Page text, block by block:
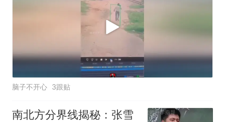
脑子不开心 3跟贴
南北方分界线揭秘：张雪